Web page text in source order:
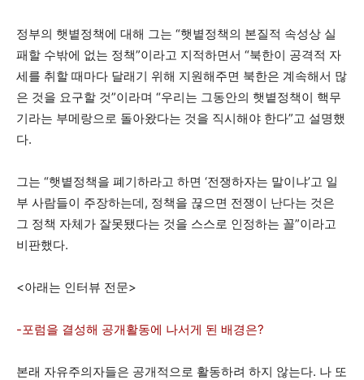
정부의 햇볕정책에 대해 그는 “햇볕정책의 본질적 속성상 실
패할 수밖에 없는 정책”이라고 지적하면서 “북한이 공격적 자
세를 취할 때마다 달래기 위해 지원해주면 북한은 계속해서 많
은 것을 요구할 것”이라며 “우리는 그동안의 햇볕정책이 핵무
기라는 부메랑으로 돌아왔다는 것을 직시해야 한다”고 설명했
다.
그는 “햇볕정책을 폐기하라고 하면 ‘전쟁하자는 말이냐’고 일
부 사람들이 주장하는데, 정책을 끊으면 전쟁이 난다는 것은
그 정책 자체가 잘못됐다는 것을 스스로 인정하는 꼴”이라고
비판했다.
<아래는 인터뷰 전문>
-포럼을 결성해 공개활동에 나서게 된 배경은?
본래 자유주의자들은 공개적으로 활동하려 하지 않는다. 나 또